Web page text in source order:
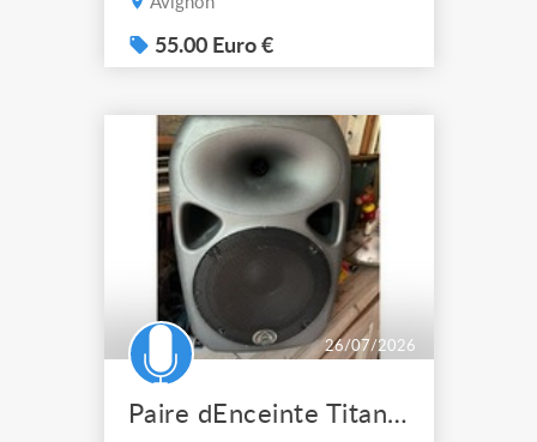
: VG30R - Puissance : 30
Watts - Haut-parleur : 1x12
Entrées Jack, Sortie casque
Très bon état N'hésitez pas
à me contacter pour plus
d'information...
55.00 Euro €
26/07/2026
Paire dEnceinte Titan wharfedale 8